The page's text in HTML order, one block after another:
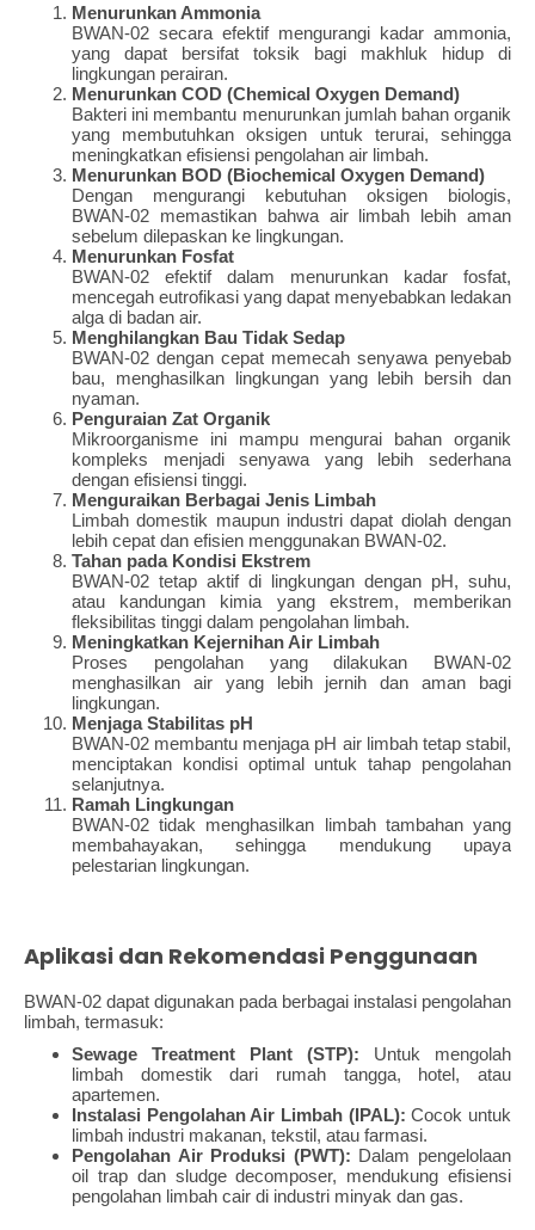
Menurunkan Ammonia
BWAN-02 secara efektif mengurangi kadar ammonia,
yang dapat bersifat toksik bagi makhluk hidup di
lingkungan perairan.
Menurunkan COD (Chemical Oxygen Demand)
Bakteri ini membantu menurunkan jumlah bahan organik
yang membutuhkan oksigen untuk terurai, sehingga
meningkatkan efisiensi pengolahan air limbah.
Menurunkan BOD (Biochemical Oxygen Demand)
Dengan mengurangi kebutuhan oksigen biologis,
BWAN-02 memastikan bahwa air limbah lebih aman
sebelum dilepaskan ke lingkungan.
Menurunkan Fosfat
BWAN-02 efektif dalam menurunkan kadar fosfat,
mencegah eutrofikasi yang dapat menyebabkan ledakan
alga di badan air.
Menghilangkan Bau Tidak Sedap
BWAN-02 dengan cepat memecah senyawa penyebab
bau, menghasilkan lingkungan yang lebih bersih dan
nyaman.
Penguraian Zat Organik
Mikroorganisme ini mampu mengurai bahan organik
kompleks menjadi senyawa yang lebih sederhana
dengan efisiensi tinggi.
Menguraikan Berbagai Jenis Limbah
Limbah domestik maupun industri dapat diolah dengan
lebih cepat dan efisien menggunakan BWAN-02.
Tahan pada Kondisi Ekstrem
BWAN-02 tetap aktif di lingkungan dengan pH, suhu,
atau kandungan kimia yang ekstrem, memberikan
fleksibilitas tinggi dalam pengolahan limbah.
Meningkatkan Kejernihan Air Limbah
Proses pengolahan yang dilakukan BWAN-02
menghasilkan air yang lebih jernih dan aman bagi
lingkungan.
Menjaga Stabilitas pH
BWAN-02 membantu menjaga pH air limbah tetap stabil,
menciptakan kondisi optimal untuk tahap pengolahan
selanjutnya.
Ramah Lingkungan
BWAN-02 tidak menghasilkan limbah tambahan yang
membahayakan, sehingga mendukung upaya
pelestarian lingkungan.
Aplikasi dan Rekomendasi Penggunaan
BWAN-02 dapat digunakan pada berbagai instalasi pengolahan
limbah, termasuk:
Sewage Treatment Plant (STP): Untuk mengolah
limbah domestik dari rumah tangga, hotel, atau
apartemen.
Instalasi Pengolahan Air Limbah (IPAL): Cocok untuk
limbah industri makanan, tekstil, atau farmasi.
Pengolahan Air Produksi (PWT): Dalam pengelolaan
oil trap dan sludge decomposer, mendukung efisiensi
pengolahan limbah cair di industri minyak dan gas.